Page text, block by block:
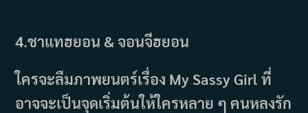
4.ชาแทฮยอน & จอนจีฮยอน
ใครจะลืมภาพยนตร์เรื่อง My Sassy Girl ที่
อาจจะเป็นจุดเริ่มต้นให้ใครหลาย ๆ คนหลงรัก